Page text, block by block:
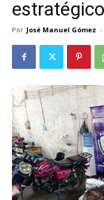
estratégico
Por José Manuel Gómez -